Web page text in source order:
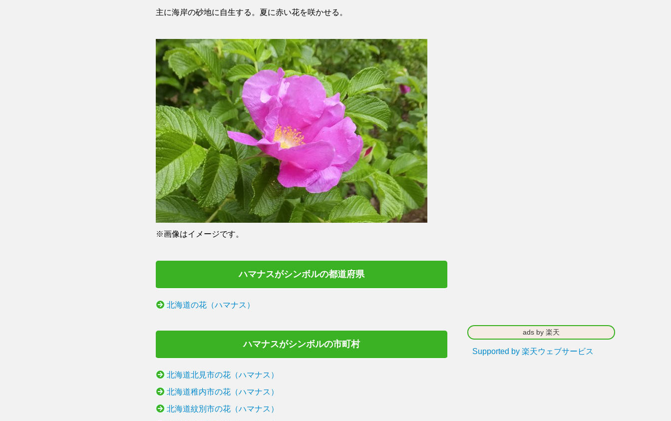
主に海岸の砂地に自生する。夏に赤い花を咲かせる。
※画像はイメージです。
ハマナスがシンボルの都道府県
北海道の花（ハマナス）
ハマナスがシンボルの市町村
北海道北見市の花（ハマナス）
北海道稚内市の花（ハマナス）
北海道紋別市の花（ハマナス）
ads by 楽天
Supported by 楽天ウェブサービス